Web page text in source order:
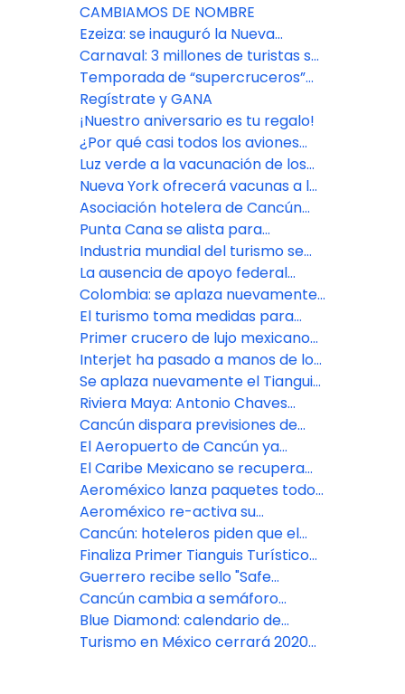
CAMBIAMOS DE NOMBRE
Ezeiza: se inauguró la Nueva
Terminal de Partidas
Carnaval: 3 millones de turistas se
movilizaron en el fin de semana
largo
Temporada de “supercruceros”
en la Ciudad de Buenos Aires
Regístrate y GANA
¡Nuestro aniversario es tu regalo!
¿Por qué casi todos los aviones
son blancos?
Luz verde a la vacunación de los
trabajadores turísticos de Cancún
Nueva York ofrecerá vacunas a los
visitantes de sus espacios
turísticos
Asociación hotelera de Cancún
comienza a ver reservaciones
anticipadas
Punta Cana se alista para
reimpulsar el turismo de reuniones
dominicano
Industria mundial del turismo se
reúne en México para impulsar
recuperación
La ausencia de apoyo federal
aceleró la reapertura del turismo
en México
Colombia: se aplaza nuevamente
la Vitrina de Anato
El turismo toma medidas para
reabrir
Primer crucero de lujo mexicano
zarpará con un año de retraso
Interjet ha pasado a manos de los
empresarios Alejandro del Valle y
Carlos Cabal Peniche
Se aplaza nuevamente el Tianguis
Turístico 2021
Riviera Maya: Antonio Chaves
presidirá a los hoteleros
Cancún dispara previsiones de
ocupación al 100% para Navidad
El Aeropuerto de Cancún ya
supera en tráfico al de CDMX
El Caribe Mexicano se recupera
por encima de lo esperado
Aeroméxico lanza paquetes todo
incluido con grandes hoteleras
Aeroméxico re-activa su
operación en Acapulco
Cancún: hoteleros piden que el
turismo sea “prioridad nacional”
Finaliza Primer Tianguis Turístico
Digital con ventas millonarias
Guerrero recibe sello "Safe
Travels" del WTTC en calidad y
confianza sanitaria
Cancún cambia a semáforo
epidemiológico amarillo
Blue Diamond: calendario de
apertura de sus resorts en el
Turismo en México cerrará 2020